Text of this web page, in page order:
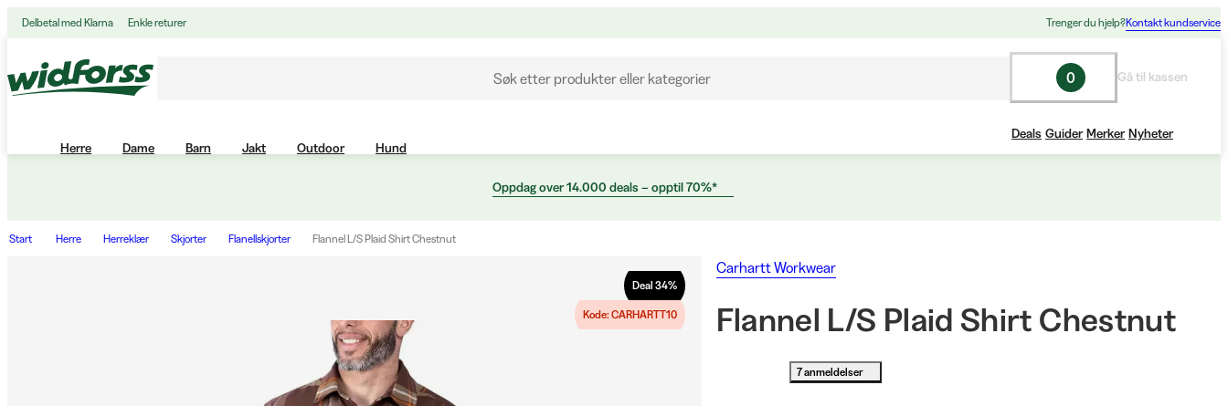
Delbetal med Klarna Enkle returer Trenger du hjelp?Kontakt kundservice
Søk etter produkter eller kategorier 0 Gå til kassen
Herre Dame Barn Jakt Outdoor Hund
Deals Guider Merker Nyheter
Oppdag over 14.000 deals – opptil 70%*
Start Herre Herreklær Skjorter Flanellskjorter Flannel L/S Plaid Shirt Chestnut
Deal 34%
Kode: CARHARTT10
Carhartt Workwear
Flannel L/S Plaid Shirt Chestnut
7 anmeldelser